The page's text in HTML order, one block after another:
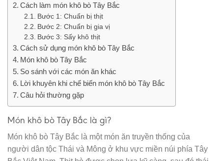
Cách làm món khô bò Tây Bắc
Bước 1: Chuẩn bị thịt
Bước 2: Chuẩn bị gia vị
Bước 3: Sấy khô thịt
Cách sử dụng món khô bò Tây Bắc
Món khô bò Tây Bắc
So sánh với các món ăn khác
Lời khuyên khi chế biến món khô bò Tây Bắc
Câu hỏi thường gặp
Món khô bò Tây Bắc là gì?
Món khô bò Tây Bắc là một món ăn truyền thống của
người dân tộc Thái và Mông ở khu vực miền núi phía Tây